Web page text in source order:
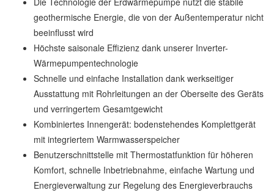
geothermische Energie, die von der Außentemperatur nicht
beeinflusst wird
Höchste saisonale Effizienz dank unserer Inverter-
Wärmepumpentechnologie
Schnelle und einfache Installation dank werkseitiger
Ausstattung mit Rohrleitungen an der Oberseite des Geräts
und verringertem Gesamtgewicht
Kombiniertes Innengerät: bodenstehendes Komplettgerät
mit integriertem Warmwasserspeicher
Benutzerschnittstelle mit Thermostatfunktion für höheren
Komfort, schnelle Inbetriebnahme, einfache Wartung und
Energieverwaltung zur Regelung des Energieverbrauchs